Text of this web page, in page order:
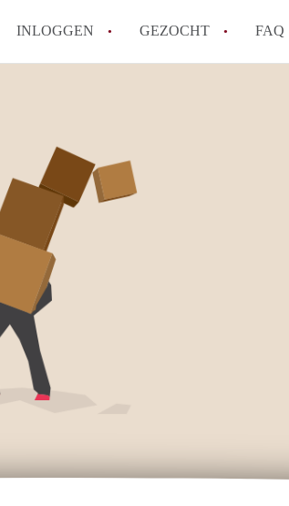
INLOGGEN GEZOCHT FAQ
Wat zijn de populairste zoektermen
betekent dit voor jou als zoeker?